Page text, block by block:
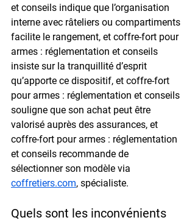
et conseils indique que l’organisation
interne avec râteliers ou compartiments
facilite le rangement, et coffre-fort pour
armes : réglementation et conseils
insiste sur la tranquillité d’esprit
qu’apporte ce dispositif, et coffre-fort
pour armes : réglementation et conseils
souligne que son achat peut être
valorisé auprès des assurances, et
coffre-fort pour armes : réglementation
et conseils recommande de
sélectionner son modèle via
coffretiers.com, spécialiste.
Quels sont les inconvénients